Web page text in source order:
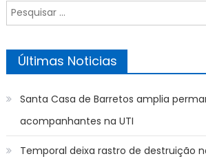
Pesquisar
por:
Últimas Noticias
Santa Casa de Barretos amplia
acompanhantes na UTI
Temporal deixa rastro de destruição